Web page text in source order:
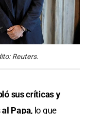
Reuters.
sus críticas y
Papa, lo que